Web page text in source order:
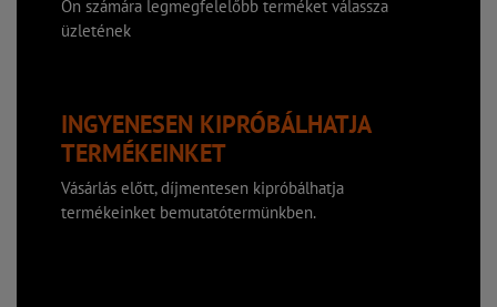
Ön számára legmegfelelőbb terméket válassza
üzletének
INGYENESEN KIPRÓBÁLHATJA
TERMÉKEINKET
Vásárlás előtt, díjmentesen kipróbálhatja
termékeinket bemutatótermünkben.